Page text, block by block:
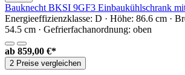
Bauknecht BKSI 9GF3 Einbaukühlschrank
Energieeffizienzklasse: D · Höhe: 86.6 cm ·
54.5 cm · Gefrierfachanordnung: oben
ab 859,00 €*
2 Preise vergleichen